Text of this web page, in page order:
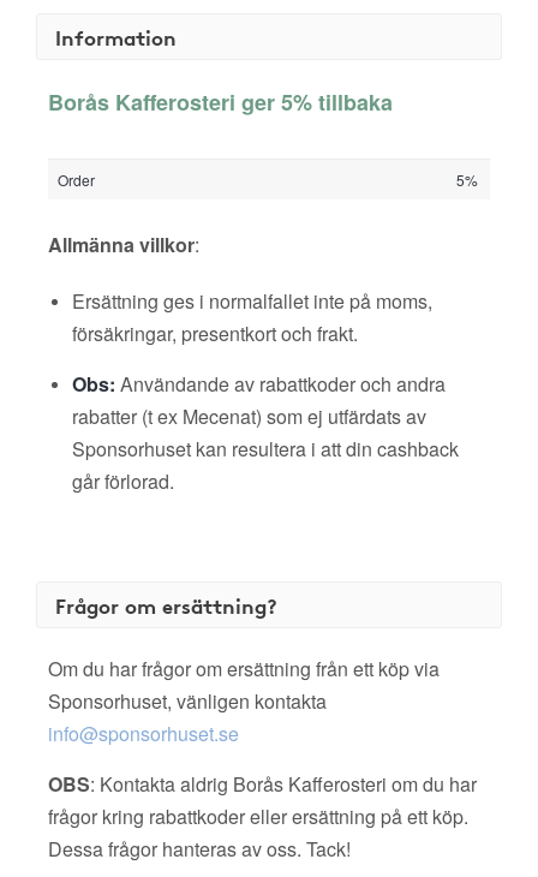
Information
Borås Kafferosteri ger 5% tillbaka
Order 5%
Allmänna villkor:
Ersättning ges i normalfallet inte på moms,
försäkringar, presentkort och frakt.
Obs: Användande av rabattkoder och andra
rabatter (t ex Mecenat) som ej utfärdats av
Sponsorhuset kan resultera i att din cashback
går förlorad.
Frågor om ersättning?
Om du har frågor om ersättning från ett köp via
Sponsorhuset, vänligen kontakta
info@sponsorhuset.se
OBS: Kontakta aldrig Borås Kafferosteri om du har
frågor kring rabattkoder eller ersättning på ett köp.
Dessa frågor hanteras av oss. Tack!